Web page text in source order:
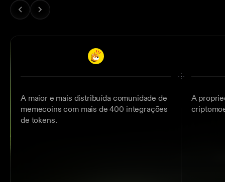
A maior e mais distribuída comunidade de
memecoins com mais de 400 integrações
de tokens.
A